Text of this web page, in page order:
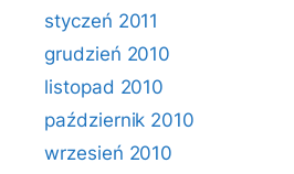
styczeń 2011
grudzień 2010
listopad 2010
październik 2010
wrzesień 2010